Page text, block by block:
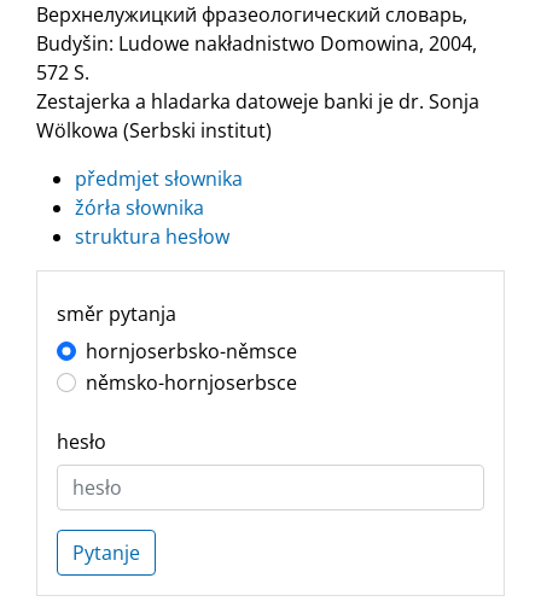
Верхнелужицкий фразеологический словарь,
Budyšin: Ludowe nakładnistwo Domowina, 2004,
572 S.
Zestajerka a hladarka datoweje banki je dr. Sonja
Wölkowa (Serbski institut)
předmjet słownika
žórła słownika
struktura hesłow
směr pytanja
hornjoserbsko-němsce
němsko-hornjoserbsce
hesło
Pytanje